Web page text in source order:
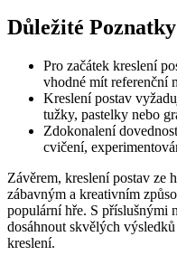
Důležité
Pro začátek kreslení
vhodné mít referenční
Kreslení postav
tužky, pastelky nebo
Zdokonalení
cvičení,
Závěrem, kreslení postav ze
zábavným a kreativním
populární hře. S příslušnými
dosáhnout skvělých
kreslení.